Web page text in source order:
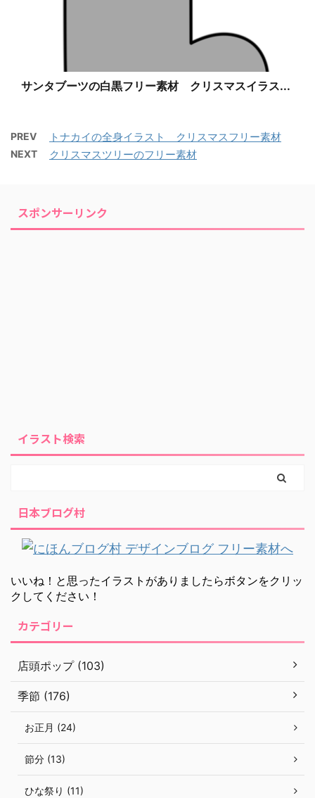
サンタブーツの白黒フリー素材 クリスマスイラス...
PREV トナカイの全身イラスト クリスマスフリー素材
NEXT クリスマスツリーのフリー素材
スポンサーリンク
イラスト検索
日本ブログ村
いいね！と思ったイラストがありましたらボタンをクリッ
クしてください！
カテゴリー
店頭ポップ (103)
季節 (176)
お正月 (24)
節分 (13)
ひな祭り (11)